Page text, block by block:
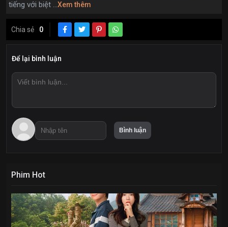
tiếng với biệt ...Xem thêm
Chia sẻ 0
Để lại bình luận
Phim Hot